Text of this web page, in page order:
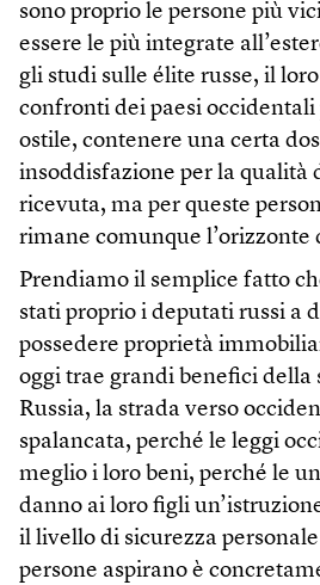
sono proprio le persone più
essere le più integrate
gli studi sulle élite russe, il
confronti dei paesi occidentali
ostile, contenere una certa
insoddisfazione per la qualità
ricevuta, ma per queste
rimane comunque
Prendiamo il semplice fatto
stati proprio i deputati russi a
possedere proprietà
oggi trae grandi benefici della
Russia, la strada verso
spalancata, perché le leggi
meglio i loro beni, perché le
danno ai loro figli
il livello di sicurezza
persone aspirano è